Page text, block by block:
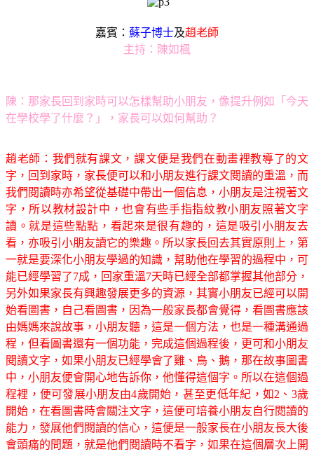
嘉賓： 蘇子博士及趙老師
主持：陳如楓
陳：那家長回到家時可以怎樣幫助小朋友，像提升例如「今天
在學校學了什麼？」，家長可以如何幫助？
趙老師：我們就有課文，課文便是我們在動畫裡教導了的文
字，回到家時，家長便可以和小朋友進行課文閱讀的重溫，而
我們閱讀時亦希望從基礎中帶出一個信息，小朋友是注視著文
字，所以教材設計中，也會有些手指指紋教小朋友照著文字
讀。就是這些點點，看起來是很有趣的，這是吸引小朋友去
看，亦吸引小朋友讀它的樂趣。所以家長回去其實原則上，第
一就是要深化小朋友學過的知識，幫助他在學習的過程中，可
能已經學習了7成，回家重溫7天時已經全部都掌握其他部分，
另外如果家長有興趣發展更多的資源，其實小朋友已經可以開
始看圖書，自己看圖書，因為一般家長都會覺得，看圖書應該
由媽媽來說故事，小朋友聽，這是一個方法，也是一種溝通過
程，但看圖書還有一個功能，完成這個過程後，更可和小朋友
閱讀文字，如果小朋友已經學會了雞、鳥、鵝，那在故事圖書
中，小朋友便會開心地告訴你，他懂得這個字。所以在這個過
程裡，便可發展小朋友由4歲開始，甚至更低年紀，如2、3歲
開始，在看圖書時會關注文字，這便可培養小朋友自行閱讀的
能力，發展他們閱讀的信心，這便是一般家長在小朋友長大後
會頭痛的問題，就是他們閱讀時不看字，如果在這個層次上開